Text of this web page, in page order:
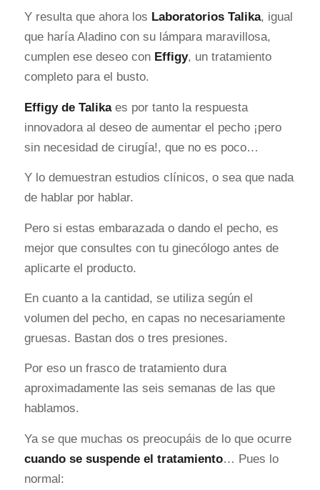
Y resulta que ahora los Laboratorios Talika, igual
que haría Aladino con su lámpara maravillosa,
cumplen ese deseo con Effigy, un tratamiento
completo para el busto.
Effigy de Talikaes por tanto la respuesta
innovadora al deseo de aumentar el pecho ¡pero
sin necesidad de cirugía!, que no es poco…
Y lo demuestran estudios clínicos, o sea que nada
de hablar por hablar.
Pero si estas embarazada o dando el pecho, es
mejor que consultes con tu ginecólogo antes de
aplicarte el producto.
En cuanto a la cantidad, se utiliza según el
volumen del pecho, en capas no necesariamente
gruesas. Bastan dos o tres presiones.
Por eso un frasco de tratamiento dura
aproximadamente las seis semanas de las que
hablamos.
Ya se que muchas os preocupáis de lo que ocurre
cuandose suspende el tratamiento… Pues lo
normal: